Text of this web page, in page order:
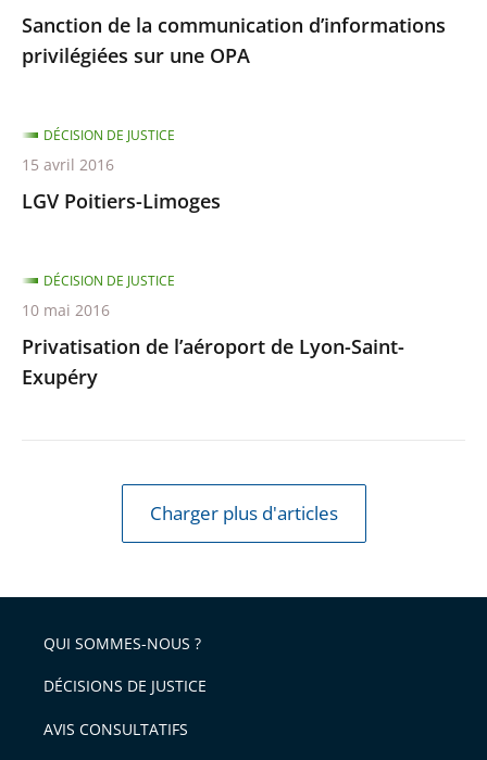
Sanction de la communication d’informations
privilégiées sur une OPA
LGV Poitiers-Limoges
DÉCISION DE JUSTICE
15 avril 2016
Privatisation de l’aéroport de Lyon-Saint-
Exupéry
DÉCISION DE JUSTICE
10 mai 2016
Charger plus d'articles
QUI SOMMES-NOUS ?
DÉCISIONS DE JUSTICE
AVIS CONSULTATIFS